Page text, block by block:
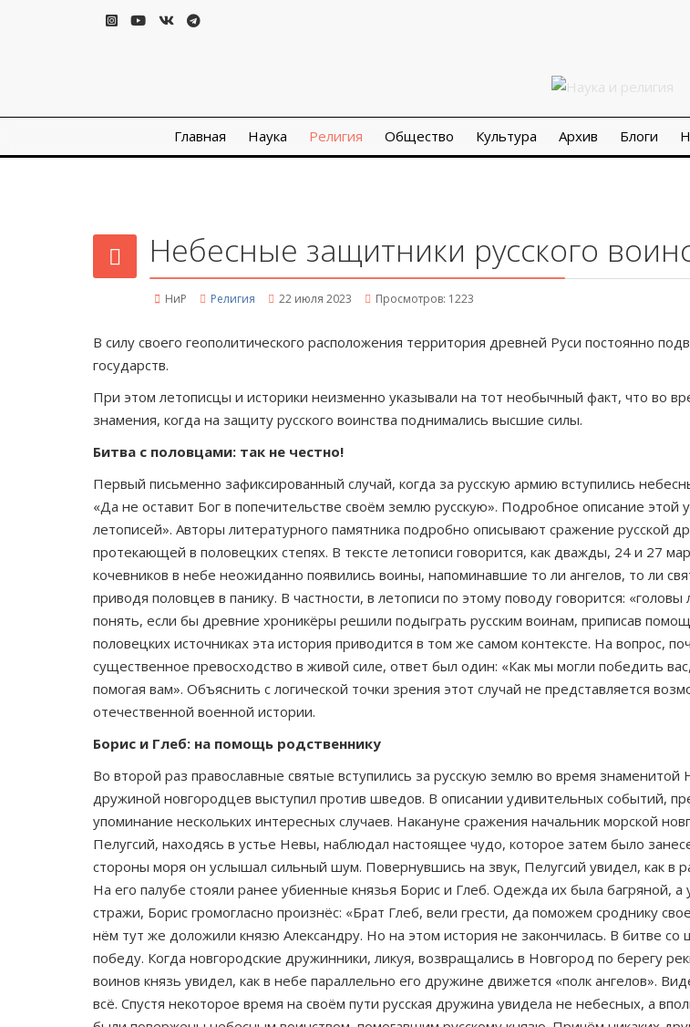
Главная Наука Религия Общество Культура Архив Блоги
Небесные защитники русского
НиР Религия 22 июля 2023 Просмотров: 1223
В силу своего геополитического расположения территория древней Руси постоянно
государств.
При этом летописцы и историки неизменно указывали на тот необычный факт, что во
знамения, когда на защиту русского воинства поднимались высшие силы.
Битва с половцами: так не честно!
Первый письменно зафиксированный случай, когда за русскую армию вступились
«Да не оставит Бог в попечительстве своём землю русскую». Подробное описание
летописей». Авторы литературного памятника подробно описывают сражение русской
протекающей в половецких степях. В тексте летописи говорится, как дважды, 24 и 27
кочевников в небе неожиданно появились воины, напоминавшие то ли ангелов, то ли
приводя половцев в панику. В частности, в летописи по этому поводу говорится:
понять, если бы древние хроникёры решили подыграть русским воинам, приписав
половецких источниках эта история приводится в том же самом контексте. На вопрос,
существенное превосходство в живой силе, ответ был один: «Как мы могли победить
помогая вам». Объяснить с логической точки зрения этот случай не представляется
отечественной военной истории.
Борис и Глеб: на помощь родственнику
Во второй раз православные святые вступились за русскую землю во время
дружиной новгородцев выступил против шведов. В описании удивительных событий,
упоминание нескольких интересных случаев. Накануне сражения начальник морской
Пелугсий, находясь в устье Невы, наблюдал настоящее чудо, которое затем было
стороны моря он услышал сильный шум. Повернувшись на звук, Пелугсий увидел, как в
На его палубе стояли ранее убиенные князья Борис и Глеб. Одежда их была багряной,
стражи, Борис громогласно произнёс: «Брат Глеб, вели грести, да поможем сроднику
нём тут же доложили князю Александру. Но на этом история не закончилась. В битве
победу. Когда новгородские дружинники, ликуя, возвращались в Новгород по берегу
воинов князь увидел, как в небе параллельно его дружине движется «полк ангелов».
всё. Спустя некоторое время на своём пути русская дружина увидела не небесных, а